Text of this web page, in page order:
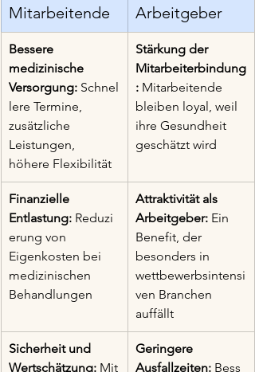
Mitarbeitende
Arbeitgeber
Bessere
medizinische
Versorgung: Schnel
lere Termine,
zusätzliche
Leistungen,
höhere Flexibilität
Stärkung der
Mitarbeiterbindung
: Mitarbeitende
bleiben loyal, weil
ihre Gesundheit
geschätzt wird
Finanzielle
Entlastung: Reduzi
erung von
Eigenkosten bei
medizinischen
Behandlungen
Attraktivität als
Arbeitgeber: Ein
Benefit, der
besonders in
wettbewerbsintensi
ven Branchen
auffällt
Sicherheit und
Wertschätzung: Mit
Geringere
Ausfallzeiten: Bess